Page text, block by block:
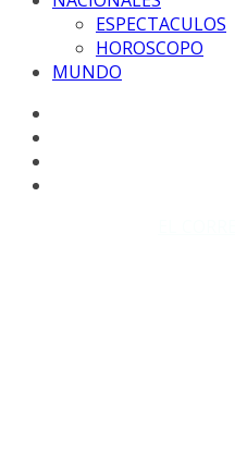
ESPECTACULOS
HOROSCOPO
MUNDO